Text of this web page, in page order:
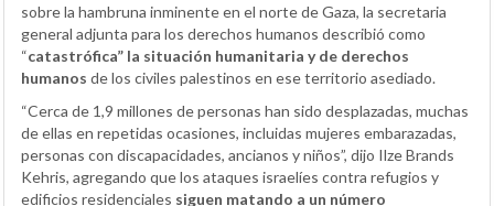
sobre la hambruna inminente en el norte de Gaza, la secretaria
general adjunta para los derechos humanos describió como
“catastrófica” la situación humanitaria y de derechos
humanos de los civiles palestinos en ese territorio asediado.
“Cerca de 1,9 millones de personas han sido desplazadas, muchas
de ellas en repetidas ocasiones, incluidas mujeres embarazadas,
personas con discapacidades, ancianos y niños”, dijo Ilze Brands
Kehris, agregando que los ataques israelíes contra refugios y
edificios residenciales siguen matando a un número